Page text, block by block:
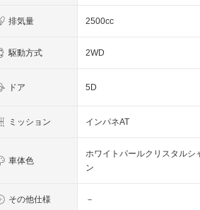
排気量 2500cc
駆動方式 2WD
ドア 5D
ミッション インパネAT
車体色
ホワイトパールクリスタルシ
ン
その他仕様 －